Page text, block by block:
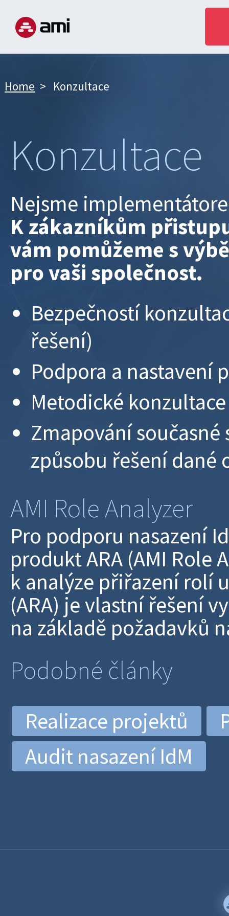
Home > Konzultace
Konzultace
Nejsme
K zákazníkům
vám pomůžeme s
pro vaši společnost.
Bezpečností
řešení)
Podpora a nastavení
Metodické konzultace
Zmapování
způsobu řešení dané
AMI Role Analyzer
Pro podporu nasazení
produkt ARA (AMI Role
k analýze přiřazení rolí
(ARA) je vlastní řešení
na základě požadavků
Podobné články
Realizace projektů
Audit nasazení IdM